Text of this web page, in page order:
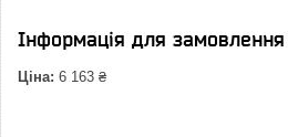
Інформація для замовлення
Ціна: 6 163 ₴